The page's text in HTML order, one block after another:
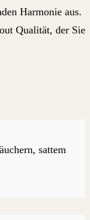
Harmonie aus.
Qualität, der Sie
sattem